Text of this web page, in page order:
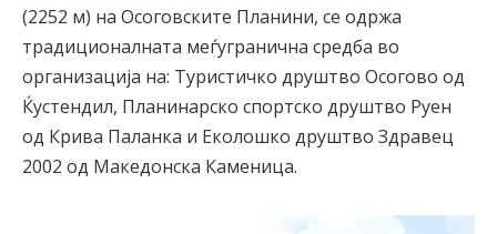
(2252 м) на Осоговските Планини, се одржа
традиционалната меѓугранична средба во
организација на: Туристичко друштво Осогово од
Ќустендил, Планинарско спортско друштво Руен
од Крива Паланка и Еколошко друштво Здравец
2002 од Македонска Каменица.